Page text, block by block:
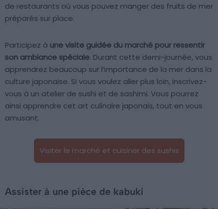
de restaurants où vous pouvez manger des fruits de mer
préparés sur place.
Participez à une visite guidée du marché pour ressentir
son ambiance spéciale. Durant cette demi-journée, vous
apprendrez beaucoup sur l’importance de la mer dans la
culture japonaise. Si vous voulez aller plus loin, inscrivez-
vous à un atelier de sushi et de sashimi. Vous pourrez
ainsi apprendre cet art culinaire japonais, tout en vous
amusant.
Visiter le marché et cuisiner des sushis
Assister à une pièce de kabuki